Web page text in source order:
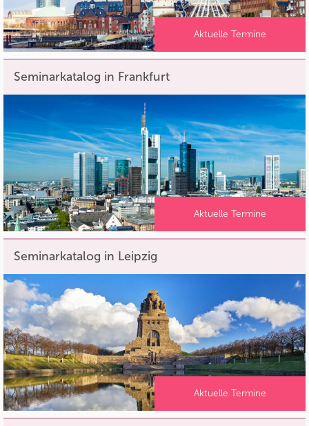
Aktuelle Termine
Seminarkatalog in Frankfurt
Aktuelle Termine
Seminarkatalog in Leipzig
Aktuelle Termine